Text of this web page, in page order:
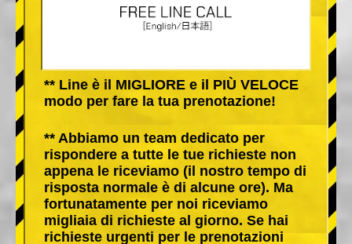
** Line è il MIGLIORE e il PIÙ VELOCE
modo per fare la tua prenotazione!
** Abbiamo un team dedicato per
rispondere a tutte le tue richieste non
appena le riceviamo (il nostro tempo di
risposta normale è di alcune ore). Ma
fortunatamente per noi riceviamo
migliaia di richieste al giorno. Se hai
richieste urgenti per le prenotazioni